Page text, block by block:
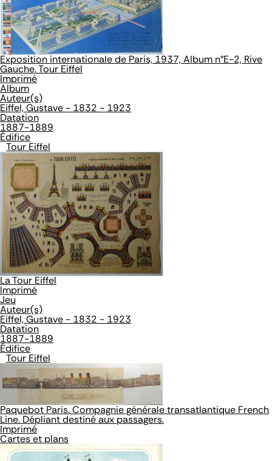
Exposition internationale de Paris, 1937, Album n°E-2, Rive
Gauche. Tour Eiffel
Imprimé
Album
Auteur(s)
Eiffel, Gustave - 1832 - 1923
Datation
1887-1889
Édifice
Tour Eiffel
La Tour Eiffel
Imprimé
Jeu
Auteur(s)
Eiffel, Gustave - 1832 - 1923
Datation
1887-1889
Édifice
Tour Eiffel
Paquebot Paris. Compagnie générale transatlantique French
Line. Dépliant destiné aux passagers.
Imprimé
Cartes et plans